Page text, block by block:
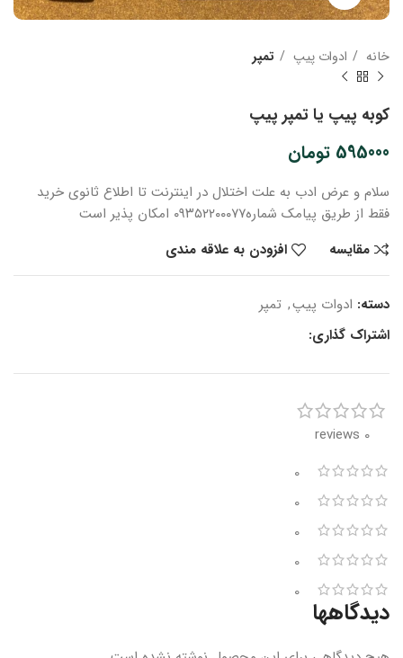
خانه ادوات پیپ تمپر
کوبه پیپ یا تمپر پیپ
595000 تومان
سلام و عرض ادب به علت اختلال در اینترنت تا اطلاع ثانوی خرید
فقط از طریق پیامک شماره۰۹۳۵۲۲۰۰۰۷۷ امکان پذیر است
مقایسه
افزودن به علاقه مندی
دسته: ادوات پیپ, تمپر
اشتراک گذاری:
0 reviews
0
0
0
0
0
دیدگاهها